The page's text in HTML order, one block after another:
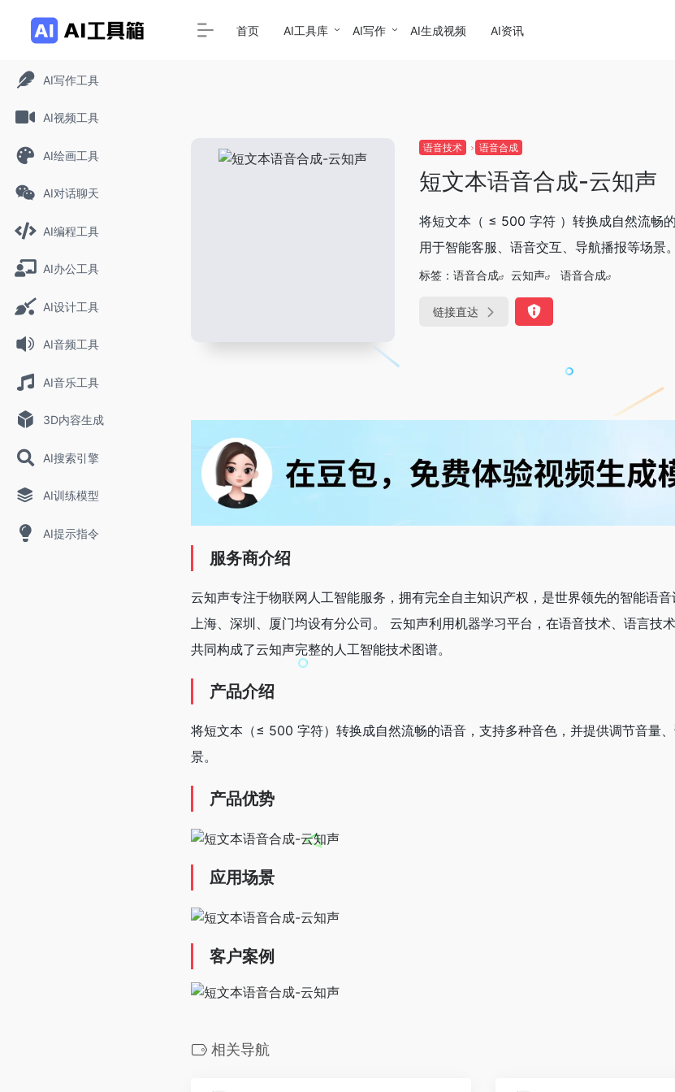
AI写作工具
AI视频工具
AI绘画工具
AI对话聊天
AI编程工具
AI办公工具
AI设计工具
AI音频工具
AI音乐工具
3D内容生成
AI搜索引擎
AI训练模型
AI提示指令
首页 AI工具库 AI写作 AI生成视频 AI资讯
语音技术 语音合成
短文本语音合成-云知声
将短文本（ ≤ 500 字符 ）转换成自然流畅
用于智能客服、语音交互、导航播报等场景。
标签： 语音合成 云知声 语音合成
链接直达
服务商介绍
云知声专注于物联网人工智能服务，拥有完全自主知识产权，是世界领先的智能语
上海、深圳、厦门均设有分公司。 云知声利用机器学习平台，在语音技术、语言
共同构成了云知声完整的人工智能技术图谱。
产品介绍
将短文本（≤ 500 字符）转换成自然流畅的语音，支持多种音色，并提供调节音量
景。
产品优势
应用场景
客户案例
相关导航